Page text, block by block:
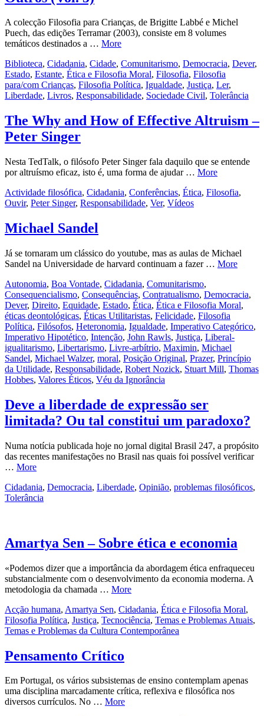
A colecção Filosofia para Crianças, de Brigitte Labbé e Michel
Puech, das edições Terramar (2003), consiste em 8 volumes
temáticos destinados a … More
Biblioteca, Cidadania, Cidade, Comunitarismo, Democracia, Dever,
Estado, Estante, Ética e Filosofia Moral, Filosofia, Filosofia
para/com Crianças, Filosofia Política, Igualdade, Justiça, Ler,
Liberdade, Livros, Responsabilidade, Sociedade Civil, Tolerância
The Why and How of Effective Altruism –
Peter Singer
Nesta TedTalk, o filósofo Peter Singer fala daquilo que se entende
por altruísmo eficaz, isto é, uma forma de ajudar … More
Actividade filosófica, Cidadania, Conferências, Ética, Filosofia,
Ouvir, Peter Singer, Responsabilidade, Ver, Vídeos
Michael Sandel
Já se tornaram um clássico do youtube, mas as aulas de Michael
Sandel na Universidade de harvard continuam a fazer … More
Autonomia, Boa Vontade, Cidadania, Comunitarismo,
Consequencialismo, Consequências, Contratualismo, Democracia,
Dever, Direito, Equidade, Estado, Ética, Ética e Filosofia Moral,
éticas deontológicas, Éticas Utilitaristas, Felicidade, Filosofia
Política, Filósofos, Heteronomia, Igualdade, Imperativo Categórico,
Imperativo Hipotético, Intenção, John Rawls, Justiça, Liberal-
igualitarismo, Libertarismo, Livre-arbítrio, Maximin, Michael
Sandel, Michael Walzer, moral, Posição Original, Prazer, Princípio
da Utilidade, Responsabilidade, Robert Nozick, Stuart Mill, Thomas
Hobbes, Valores Éticos, Véu da Ignorância
Deve a liberdade de expressão ser
limitada? Ou tal constitui um paradoxo?
Numa notícia publicada hoje no jornal digital Brasil 247, a propósito
das recentes manifestações no Brasil nas quais foi possível verificar
… More
Cidadania, Democracia, Liberdade, Opinião, problemas filosóficos,
Tolerância
Amartya Sen – Sobre ética e economia
«Podemos dizer que a importância da abordagem ética enfraqueceu
substancialmente com o desenvolvimento da economia moderna. A
metodologia da chamada … More
Acção humana, Amartya Sen, Cidadania, Ética e Filosofia Moral,
Filosofia Política, Justiça, Tecnociência, Temas e Problemas Atuais,
Temas e Problemas da Cultura Contemporânea
Pensamento Crítico
Em Portugal, os vários subsistemas de ensino contemplam apenas
uma disciplina marcadamente crítica, reflexiva e filosófica nos
diversos currículos. No … More